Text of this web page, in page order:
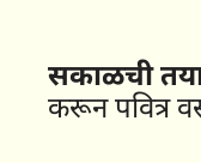
सकाळची
करून पवित्र